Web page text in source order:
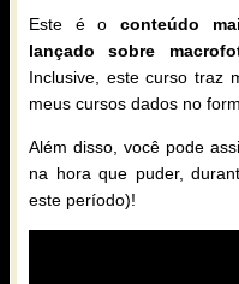
Este é o conteúdo
lançado sobre
Inclusive, este curso traz
meus cursos dados no
Além disso, você pode
na hora que puder,
este período)!